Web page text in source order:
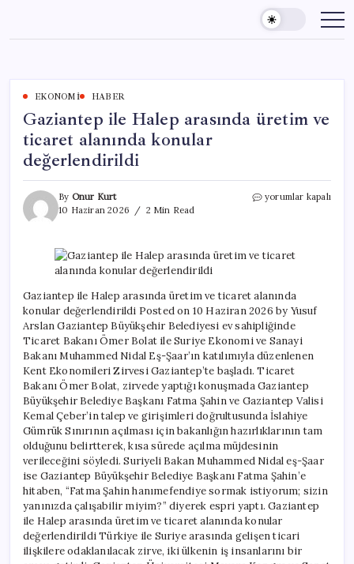
content
EKONOMI HABER
Gaziantep ile Halep arasında üretim ve
ticaret alanında konular
değerlendirildi
By Onur Kurt
10 Haziran 2026
2 Min Read
Gaziantep
üretim
ve
alanında
konular
değerlendirildi
için
yorumlar kapalı
Gaziantep ile Halep arasında üretim ve ticaret alanında
konular değerlendirildi Posted on 10 Haziran 2026 by Yusuf
Arslan Gaziantep Büyükşehir Belediyesi ev sahipliğinde
Ticaret Bakanı Ömer Bolat ile Suriye Ekonomi ve Sanayi
Bakanı Muhammed Nidal Eş-Şaar’ın katılımıyla düzenlenen
Kent Ekonomileri Zirvesi Gaziantep’te başladı. Ticaret
Bakanı Ömer Bolat, zirvede yaptığı konuşmada Gaziantep
Büyükşehir Belediye Başkanı Fatma Şahin ve Gaziantep Valisi
Kemal Çeber’in talep ve girişimleri doğrultusunda İslahiye
Gümrük Sınırının açılması için bakanlığın hazırlıklarının tam
olduğunu belirtterek, kısa sürede açılma müjdesinin
verileceğini söyledi. Suriyeli Bakan Muhammed Nidal eş-Şaar
ise Gaziantep Büyükşehir Belediye Başkanı Fatma Şahin’e
hitaben, “Fatma Şahin hanımefendiye sormak istiyorum; sizin
yanınızda çalışabilir miyim?” diyerek espri yaptı. Gaziantep
ile Halep arasında üretim ve ticaret alanında konular
değerlendirildi Türkiye ile Suriye arasında gelişen ticari
ilişkilere odaklanılacak zirve, iki ülkenin iş insanlarını bir